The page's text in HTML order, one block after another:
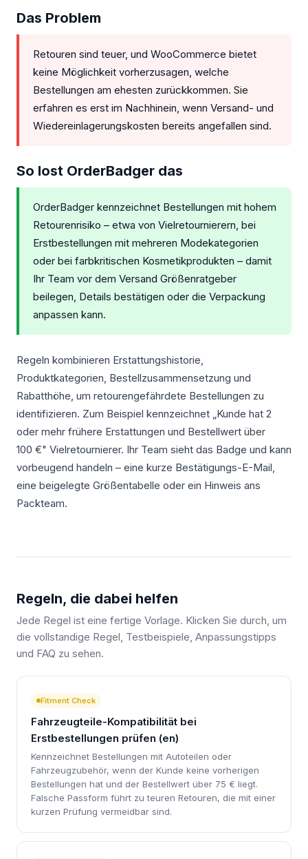
Das Problem
Retouren sind teuer, und WooCommerce bietet
keine Möglichkeit vorherzusagen, welche
Bestellungen am ehesten zurückkommen. Sie
erfahren es erst im Nachhinein, wenn Versand- und
Wiedereinlagerungskosten bereits angefallen sind.
So lost OrderBadger das
OrderBadger kennzeichnet Bestellungen mit hohem
Retourenrisiko – etwa von Vielretournierern, bei
Erstbestellungen mit mehreren Modekategorien
oder bei farbkritischen Kosmetikprodukten – damit
Ihr Team vor dem Versand Größenratgeber
beilegen, Details bestätigen oder die Verpackung
anpassen kann.
Regeln kombinieren Erstattungshistorie,
Produktkategorien, Bestellzusammensetzung und
Rabatthöhe, um retourengefährdete Bestellungen zu
identifizieren. Zum Beispiel kennzeichnet „Kunde hat 2
oder mehr frühere Erstattungen und Bestellwert über
100 €" Vielretournierer. Ihr Team sieht das Badge und kann
vorbeugend handeln – eine kurze Bestätigungs-E-Mail,
eine beigelegte Größentabelle oder ein Hinweis ans
Packteam.
Regeln, die dabei helfen
Jede Regel ist eine fertige Vorlage. Klicken Sie durch, um
die vollstandige Regel, Testbeispiele, Anpassungstipps
und FAQ zu sehen.
Fitment Check
Fahrzeugteile-Kompatibilität bei
Erstbestellungen prüfen (en)
Kennzeichnet Bestellungen mit Autoteilen oder
Fahrzeugzubehör, wenn der Kunde keine vorherigen
Bestellungen hat und der Bestellwert über 75 € liegt.
Falsche Passform führt zu teuren Retouren, die mit einer
kurzen Prüfung vermeidbar sind.